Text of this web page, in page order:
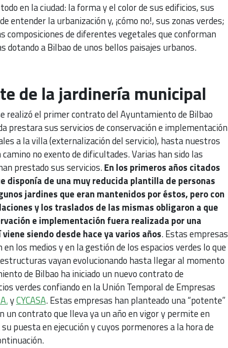
en la ciudad: la forma y el color de sus edificios, sus
entender la urbanización y, ¡cómo no!, sus zonas verdes;
composiciones de diferentes vegetales que conforman
dotando a Bilbao de unos bellos paisajes urbanos.
de la jardinería municipal
realizó el primer contrato del Ayuntamiento de Bilbao
prestara sus servicios de conservación e implementación
a la villa (externalización del servicio), hasta nuestros
no exento de dificultades. Varias han sido las
prestado sus servicios.En los primeros años citados
disponía de una muy reducida plantilla de personas
jardines que eran mantenidos por éstos, pero con
y los traslados de las mismas obligaron a que
e implementación fuera realizada por una
siendo desde hace ya varios años. Estas empresas
los medios y en la gestión de los espacios verdes lo que
vayan evolucionando hasta llegar al momento
de Bilbao ha iniciado un nuevo contrato de
verdes confiando en la Unión Temporal de Empresas
yCYCASA. Estas empresas han planteado una “potente”
un contrato que lleva ya un año en vigor y permite en
puesta en ejecución y cuyos pormenores a la hora de